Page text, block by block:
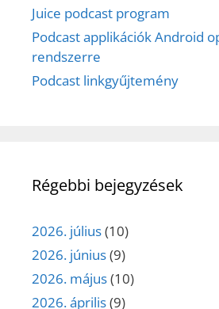
Juice podcast program
Podcast applikációk Android
rendszerre
Podcast linkgyűjtemény
Régebbi bejegyzések
2026. július(10)
2026. június(9)
2026. május(10)
2026. április(9)